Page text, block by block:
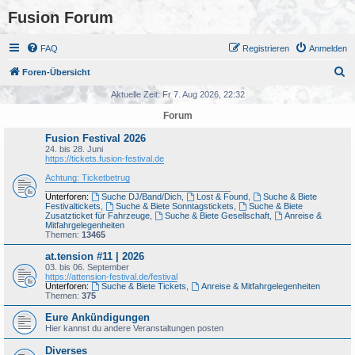
Fusion Forum
FAQ Anmelden
Registrieren
Foren-Übersicht
Aktuelle Zeit: Fr 7. Aug 2026, 22:32
Forum
Fusion Festival 2026
24. bis 28. Juni
https://tickets.fusion-festival.de
Achtung: Ticketbetrug
Unterforen:
Suche DJ/Band/Dich, Lost & Found,
Suche & Biete
Festivaltickets
Suche & Biete Sonntagstickets
Suche & Biete
Zusatzticket für Fahrzeuge
Suche & Biete Gesellschaft,
Anreise &
Mitfahrgelegenheiten
Themen: 13465
at.tension #11 | 2026
03. bis 06. September
https://attension-festival.de/festival
Unterforen:
Suche & Biete Tickets
Anreise & Mitfahrgelegenheiten
Themen: 375
Eure Ankündigungen
Hier kannst du andere Veranstaltungen posten
Diverses